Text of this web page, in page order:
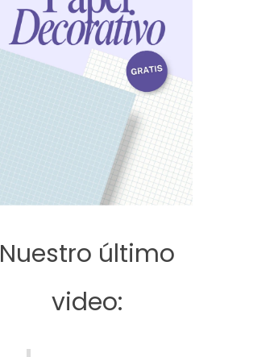
Nuestro último
video: